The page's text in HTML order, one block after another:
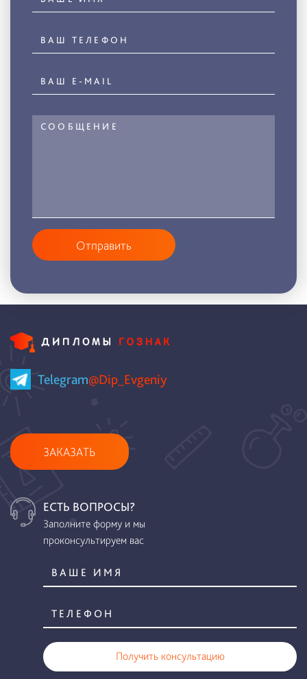
Отправить
Telegram@Dip_Evgeniy
ЗАКАЗАТЬ
ЕСТЬ ВОПРОСЫ?
Заполните форму и мы
проконсультируем вас
Получить консультацию